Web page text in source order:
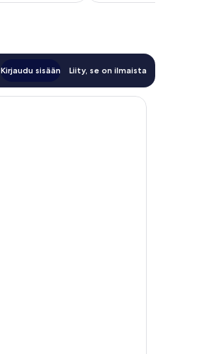
Kirjaudu sisään Liity, se on ilmaista